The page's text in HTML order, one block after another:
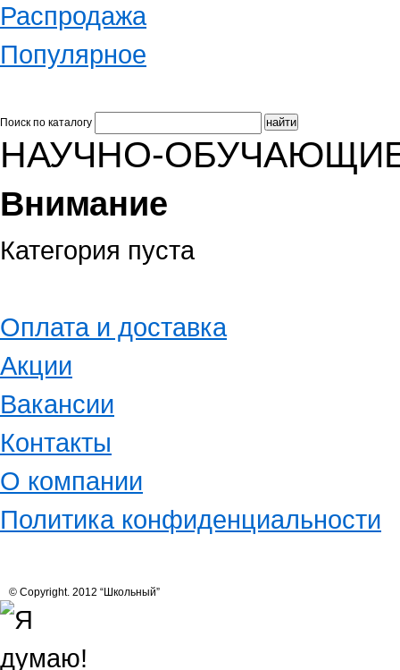
Распродажа
Популярное
Поиск по каталогу
НАУЧНО-
Внимание
Категория пуста
Оплата и доставка
Акции
Вакансии
Контакты
О компании
Политика конфиденциальности
© Copyright. 2012 “Школьный”